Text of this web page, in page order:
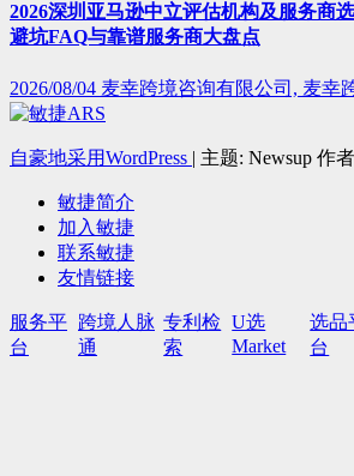
2026深圳亚马逊中立评估机构及服务商
避坑FAQ与靠谱服务商大盘点
2026/08/04 麦幸跨境咨询有限公司, 麦幸
自豪地采用WordPress | 主题: Newsup 作者
敏捷简介
加入敏捷
联系敏捷
友情链接
服务平
台
跨境人脉
通
专利检
索
U选
Market
选品
台